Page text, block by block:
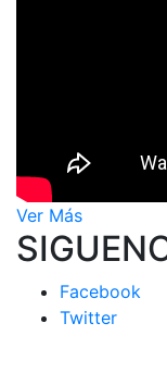
Ver Más
Facebook
Twitter